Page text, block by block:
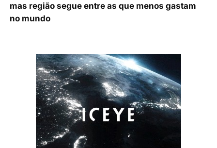
mas região segue entre as que menos gastam
no mundo